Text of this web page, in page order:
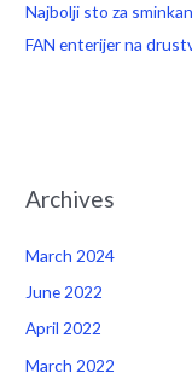
Najbolji sto za
FAN enterijer na
Archives
March 2024
June 2022
April 2022
March 2022